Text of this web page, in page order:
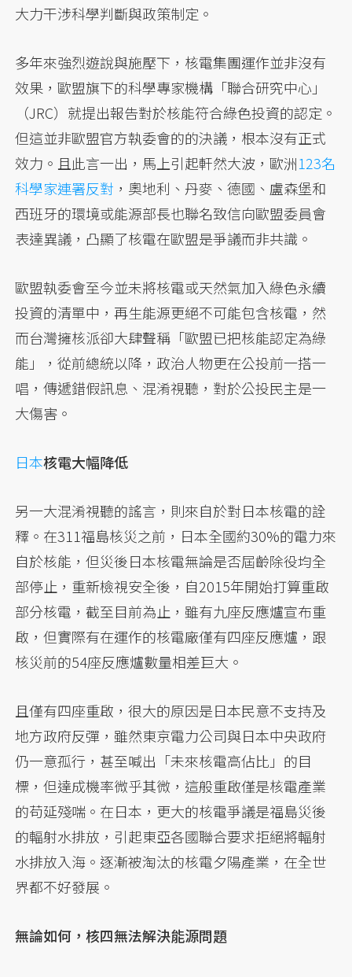
大力干涉科學判斷與政策制定。
多年來強烈遊說與施壓下，核電集團運作並非沒有
效果，歐盟旗下的科學專家機構「聯合研究中心」
（JRC）就提出報告對於核能符合綠色投資的認定。
但這並非歐盟官方執委會的的決議，根本沒有正式
效力。且此言一出，馬上引起軒然大波，歐洲123名
科學家連署反對 ，奧地利、丹麥、德國、盧森堡和
西班牙的環境或能源部長也聯名致信向歐盟委員會
表達異議，凸顯了核電在歐盟是爭議而非共識。
歐盟執委會至今並未將核電或天然氣加入綠色永續
投資的清單中，再生能源更絕不可能包含核電，然
而台灣擁核派卻大肆聲稱「歐盟已把核能認定為綠
能」，從前總統以降，政治人物更在公投前一搭一
唱，傳遞錯假訊息、混淆視聽，對於公投民主是一
大傷害。
日本核電大幅降低
另一大混淆視聽的謠言，則來自於對日本核電的詮
釋。在311福島核災之前，日本全國約30%的電力來
自於核能，但災後日本核電無論是否屆齡除役均全
部停止，重新檢視安全後，自2015年開始打算重啟
部分核電，截至目前為止，雖有九座反應爐宣布重
啟，但實際有在運作的核電廠僅有四座反應爐，跟
核災前的54座反應爐數量相差巨大。
且僅有四座重啟，很大的原因是日本民意不支持及
地方政府反彈，雖然東京電力公司與日本中央政府
仍一意孤行，甚至喊出「未來核電高佔比」的目
標，但達成機率微乎其微，這般重啟僅是核電產業
的苟延殘喘。在日本，更大的核電爭議是福島災後
的輻射水排放，引起東亞各國聯合要求拒絕將輻射
水排放入海。逐漸被淘汰的核電夕陽產業，在全世
界都不好發展。
無論如何，核四無法解決能源問題